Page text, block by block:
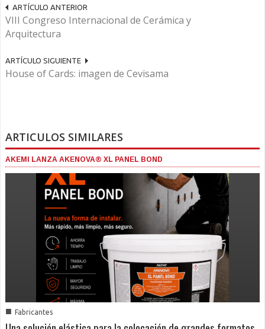
ARTÍCULO ANTERIOR
VIII Congreso Internacional de Cerámica y
Arquitectura
ARTÍCULO SIGUIENTE
House of Cards: imagen de Cevisama
ARTICULOS SIMILARES
AKEMI LANZA AKENOVA® XL PANEL BOND
■ Fabricantes